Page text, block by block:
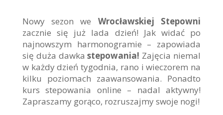
Nowy sezon we Wrocławskiej Stepowni
zacznie się już lada dzień! Jak widać po
najnowszym harmonogramie – zapowiada
się duża dawkastepowania! Zajęcia niemal
w każdy dzień tygodnia, rano i wieczorem na
kilku poziomach zaawansowania. Ponadto
kurs stepowania online – nadal aktywny!
Zapraszamy gorąco, rozruszajmy swoje nogi!